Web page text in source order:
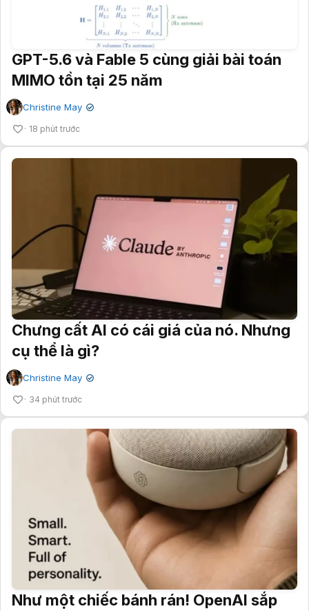
GPT-5.6 và Fable 5 cùng giải bài toán
MIMO tồn tại 25 năm
Christine May ✔
18 phút trước
Chưng cất AI có cái giá của nó. Nhưng
cụ thể là gì?
Christine May ✔
34 phút trước
Như một chiếc bánh rán! OpenAI sắp